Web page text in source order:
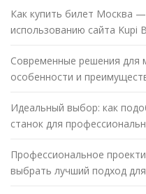
Как купить билет Москва
использованию сайта Kupi
Современные решения
особенности и
Идеальный выбор: как
станок для
Профессиональное
выбрать лучший подход